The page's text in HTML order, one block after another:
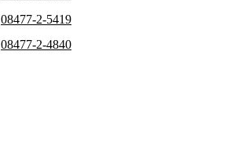
08477-2-5419
08477-2-4840